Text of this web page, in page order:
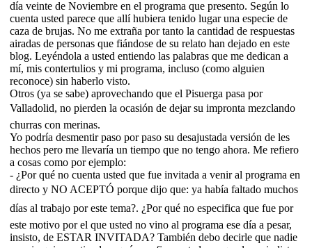
día veinte de Noviembre en el programa que presento. Según lo
cuenta usted parece que allí hubiera tenido lugar una especie de
caza de brujas. No me extraña por tanto la cantidad de respuestas
airadas de personas que fiándose de su relato han dejado en este
blog. Leyéndola a usted entiendo las palabras que me dedican a
mí, mis contertulios y mi programa, incluso (como alguien
reconoce) sin haberlo visto.
Otros (ya se sabe) aprovechando que el Pisuerga pasa por
Valladolid, no pierden la ocasión de dejar su impronta mezclando
churras con merinas.
Yo podría desmentir paso por paso su desajustada versión de les
hechos pero me llevaría un tiempo que no tengo ahora. Me refiero
a cosas como por ejemplo:
- ¿Por qué no cuenta usted que fue invitada a venir al programa en
directo y NO ACEPTÓ porque dijo que: ya había faltado muchos
días al trabajo por este tema?. ¿Por qué no especifica que fue por
este motivo por el que usted no vino al programa ese día a pesar,
insisto, de ESTAR INVITADA? También debo decirle que nadie